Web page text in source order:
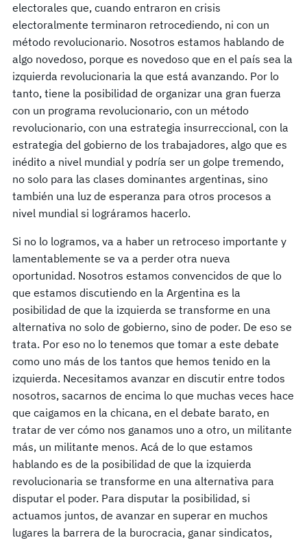
electorales que, cuando entraron en crisis
electoralmente terminaron retrocediendo, ni con un
método revolucionario. Nosotros estamos hablando de
algo novedoso, porque es novedoso que en el país sea la
izquierda revolucionaria la que está avanzando. Por lo
tanto, tiene la posibilidad de organizar una gran fuerza
con un programa revolucionario, con un método
revolucionario, con una estrategia insurreccional, con la
estrategia del gobierno de los trabajadores, algo que es
inédito a nivel mundial y podría ser un golpe tremendo,
no solo para las clases dominantes argentinas, sino
también una luz de esperanza para otros procesos a
nivel mundial si lográramos hacerlo.
Si no lo logramos, va a haber un retroceso importante y
lamentablemente se va a perder otra nueva
oportunidad. Nosotros estamos convencidos de que lo
que estamos discutiendo en la Argentina es la
posibilidad de que la izquierda se transforme en una
alternativa no solo de gobierno, sino de poder. De eso se
trata. Por eso no lo tenemos que tomar a este debate
como uno más de los tantos que hemos tenido en la
izquierda. Necesitamos avanzar en discutir entre todos
nosotros, sacarnos de encima lo que muchas veces hace
que caigamos en la chicana, en el debate barato, en
tratar de ver cómo nos ganamos uno a otro, un militante
más, un militante menos. Acá de lo que estamos
hablando es de la posibilidad de que la izquierda
revolucionaria se transforme en una alternativa para
disputar el poder. Para disputar la posibilidad, si
actuamos juntos, de avanzar en superar en muchos
lugares la barrera de la burocracia, ganar sindicatos,